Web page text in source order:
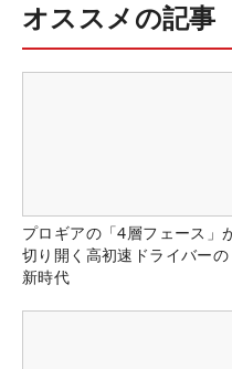
オススメの記事
プロギアの「4層フェース」
切り開く高初速ドライバーの
新時代